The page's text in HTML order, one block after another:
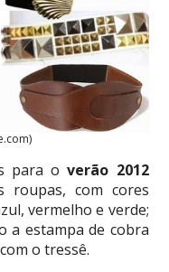
para overão 2012
roupas, com cores
vermelho e verde;
a estampa de cobra
o tressê.